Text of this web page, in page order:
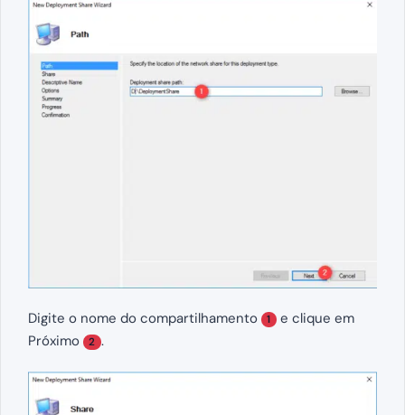
Digite o nome do compartilhamento 1 e clique em
Próximo
2 .